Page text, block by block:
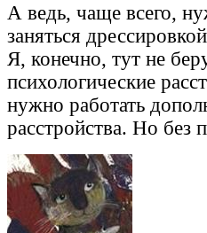
А ведь, чаще всего,
заняться
Я, конечно, тут не
психологические
нужно работать
расстройства. Но без